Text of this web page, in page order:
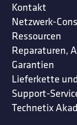
Kontakt
Netzwerk-
Ressourcen
Reparaturen,
Garantien
Lieferkette
Support-
Technetix